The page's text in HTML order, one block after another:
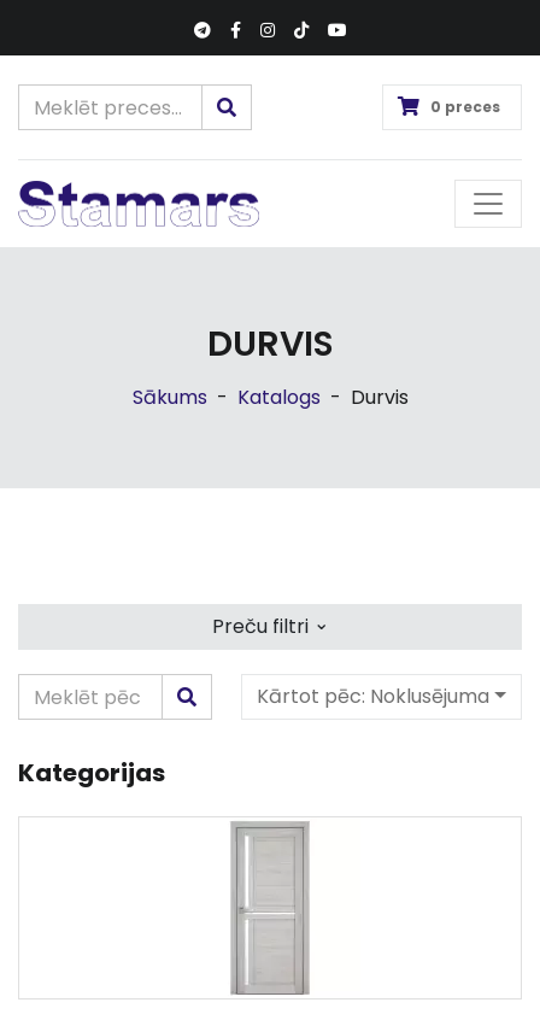
0 preces
DURVIS
Sākums - Katalogs - Durvis
Preču filtri ⌄
Kārtot pēc: Noklusējuma
Kategorijas